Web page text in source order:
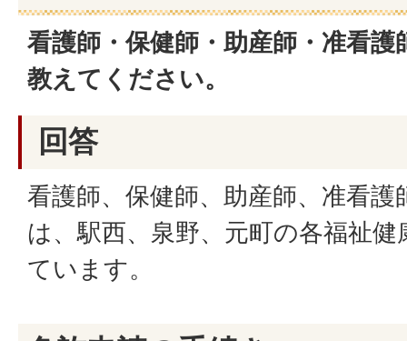
看護師・保健師・助産師・准看
教えてください。
回答
看護師、保健師、助産師、准看
は、駅西、泉野、元町の各福祉
ています。